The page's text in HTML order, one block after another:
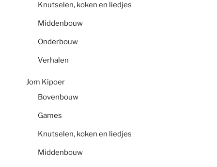
Knutselen, koken en liedjes
Middenbouw
Onderbouw
Verhalen
Jom Kipoer
Bovenbouw
Games
Knutselen, koken en liedjes
Middenbouw